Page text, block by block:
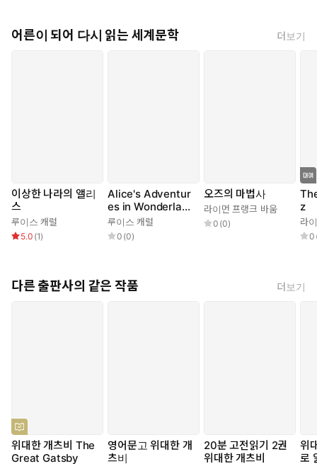
어른이 되어 다시 읽는 세계문학 더보기
이상한 나라의 앨리
스
루이스 캐럴
5.0 (1)
Alice's Adventur
es in Wonderlan
d
루이스 캐럴
0 (0)
오즈의 마법사
라이먼 프랭크 바움
0 (0)
z
라
0
다른 출판사의 같은 작품 더보기
위대한 개츠비 The
Great Gatsby
영어문고 위대한 개
츠비
20분 고전읽기 2권
위대한 개츠비
위
로